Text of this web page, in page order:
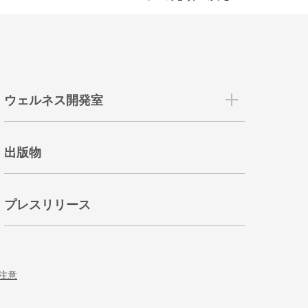
ウェルネス開発室
出版物
プレスリリース
意